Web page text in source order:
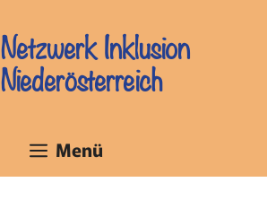
Netzwerk Inklusion
Niederösterreich
Menü